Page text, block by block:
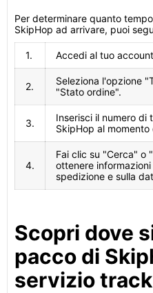
Per determinare quanto
SkipHop ad arrivare, puoi
1. Accedi al tuo
2.
Seleziona l'opzione
"Stato ordine".
3.
Inserisci il numero di
SkipHop al
4.
Fai clic su "Cerca" o
ottenere
spedizione e sulla
Scopri dove
pacco di
servizio